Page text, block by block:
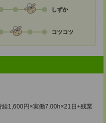
しずか
コツコツ
1,600円×実働7.00h×21日+残業